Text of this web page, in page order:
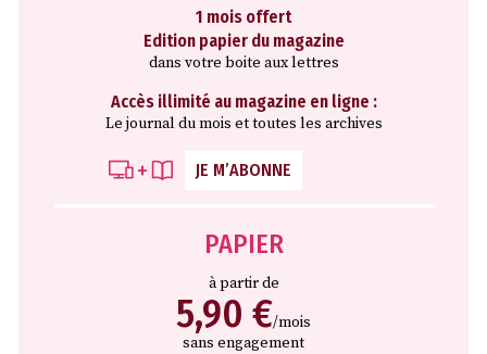
1 mois offert
Edition papier du magazine
dans votre boite aux lettres
Accès illimité au magazine en ligne :
Le journal du mois et toutes les archives
JE M’ABONNE
PAPIER
à partir de
5,90 €/mois
sans engagement